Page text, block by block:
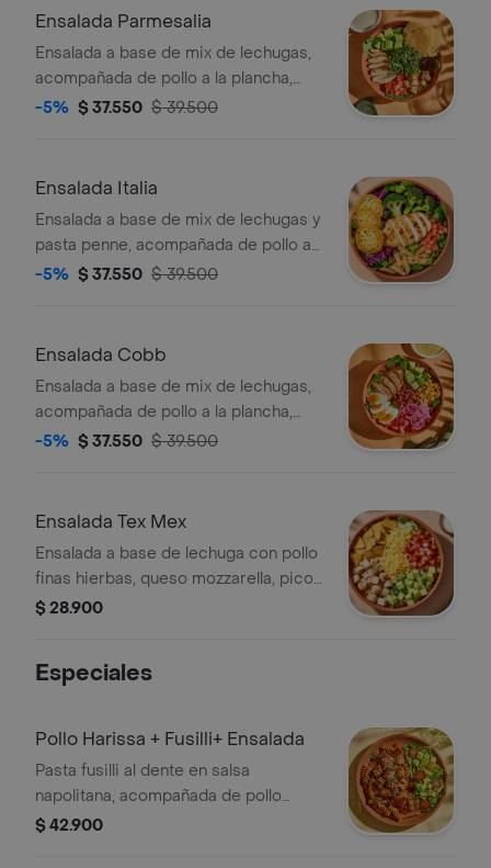
con vinagreta mediterránea.
Ensalada Parmesalia
Ensalada a base de mix de lechugas,
acompañada de pollo a la plancha,
kale picado, tomate chonto, aguacate,
con vinagreta césar.
-5% $ 37.550 $ 39.500
Ensalada Italia
Ensalada a base de mix de lechugas y
pasta penne, acompañada de pollo a
la plancha, brócoli rostizado, tomate
-5% $ 37.550 $ 39.500
Ensalada Cobb
Ensalada a base de mix de lechugas,
acompañada de pollo a la plancha,
tomate chonto, huevo duro, tocineta,
recomendada con vinagreta
-5% $ 37.550 $ 39.500
Ensalada Tex Mex
Ensalada a base de lechuga con pollo
finas hierbas, queso mozzarella, pico
de gallo, aguacate, totopos triturados
$ 28.900
Especiales
Pollo Harissa + Fusilli+ Ensalada
Pasta fusilli al dente en salsa
napolitana, acompañada de pollo
harissa y ensalda con lechuga, tomate
$ 42.900